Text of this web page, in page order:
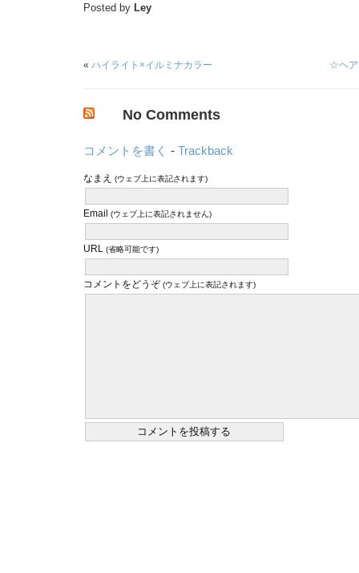
Posted by Ley
☆ヘア
«ハイライト×イルミナカラー
No Comments
コメントを書く -Trackback
なまえ (ウェブ上に表記されます)
Email (ウェブ上に表記されません)
URL(省略可能です)
コメントをどうぞ(ウェブ上に表記されます)